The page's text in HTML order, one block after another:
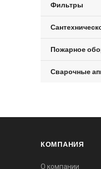
Фильтры
Пожарное
Сварочные
КОМПАНИЯ
О компании